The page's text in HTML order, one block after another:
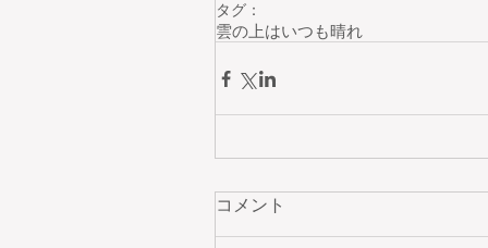
タグ：
雲の上はいつも晴れ
コメント